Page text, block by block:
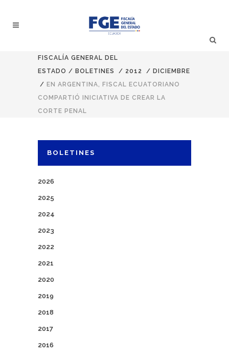
FISCALÍA GENERAL DEL
ESTADO / BOLETINES / 2012 / DICIEMBRE
/ EN ARGENTINA, FISCAL ECUATORIANO
COMPARTIÓ INICIATIVA DE CREAR LA
CORTE PENAL
BOLETINES
2026
2025
2024
2023
2022
2021
2020
2019
2018
2017
2016